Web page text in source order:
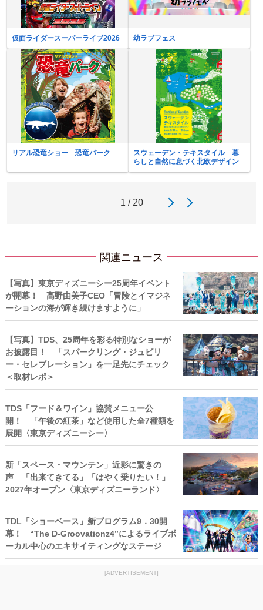
仮面ライダースーパーライブ2026 幼ラブフェス
リアル恐竜ショー 恐竜パーク
スウェーデン・テキスタイル 暮
らしと自然に息づく北欧デザイン
1 / 20
関連ニュース
【写真】東京ディズニーシー25周年イベント
が開幕！ 高野由美子CEO「冒険とイマジネ
ーションの海が輝き続けますように」
【写真】TDS、25周年を彩る特別なショーが
お披露目！ 「スパークリング・ジュビリ
ー・セレブレーション」を一足先にチェック
＜取材レポ＞
TDS「フード＆ワイン」協賛メニュー公
開！ 「午後の紅茶」など使用した全7種類を
展開〈東京ディズニーシー〉
新「スペース・マウンテン」近影に驚きの
声 「出来てきてる」「はやく乗りたい！」
2027年オープン〈東京ディズニーランド〉
TDL「ショーベース」新プログラム9．30開
幕！ “The D‐Groovationz4”によるライブボ
ーカル中心のエキサイティングなステージ
[ADVERTISEMENT]